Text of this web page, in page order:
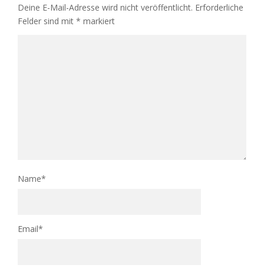
Deine E-Mail-Adresse wird nicht veröffentlicht. Erforderliche
Felder sind mit * markiert
Name*
Email*